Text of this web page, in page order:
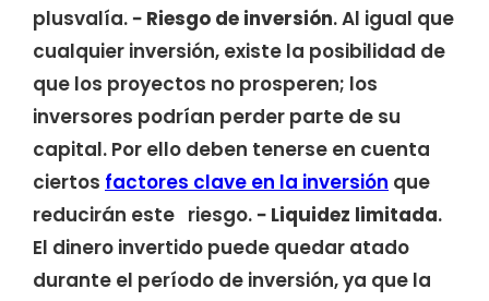
plusvalía. − Riesgo de inversión. Al igual que
cualquier inversión, existe la posibilidad de
que los proyectos no prosperen; los
inversores podrían perder parte de su
capital. Por ello deben tenerse en cuenta
ciertos factores clave en la inversión que
reducirán este riesgo. − Liquidez limitada.
El dinero invertido puede quedar atado
durante el período de inversión, ya que la